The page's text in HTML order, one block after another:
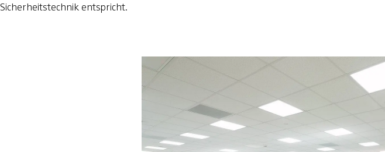
Sicherheitstechnik entspricht.